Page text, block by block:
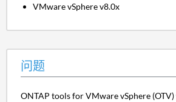
VMware vSphere v8.0x
问题
ONTAP tools for VMware vSphere